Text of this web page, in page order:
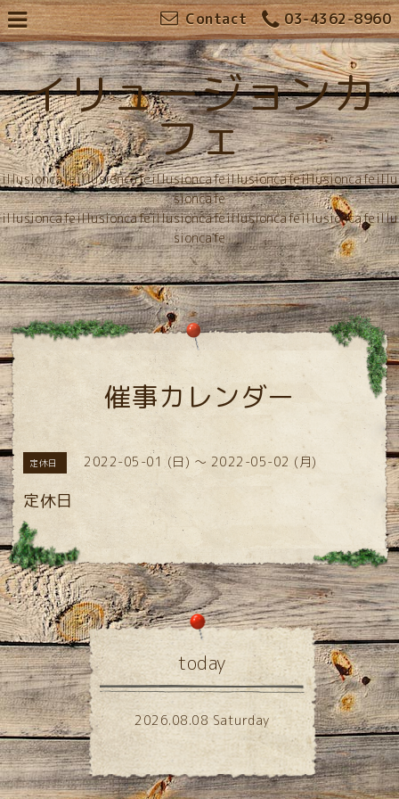
03-4362-8960
Contact
イリュージョンカ
フェ
illusioncafeillusioncafeillusioncafeillusioncafeillusioncafeillu
sioncafe
illusioncafeillusioncafeillusioncafeillusioncafeillusioncafeillu
sioncafe
催事カレンダー
定休日 2022-05-01 (日) ～ 2022-05-02 (月)
定休日
today
2026.08.08 Saturday